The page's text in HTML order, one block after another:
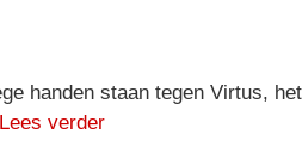
handen staan tegen Virtus,
Lees verder